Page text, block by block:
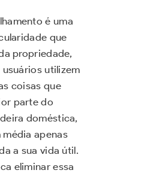
é uma
que
propriedade,
utilizem
coisas que
parte do
doméstica,
média apenas
a sua vida útil.
eliminar essa